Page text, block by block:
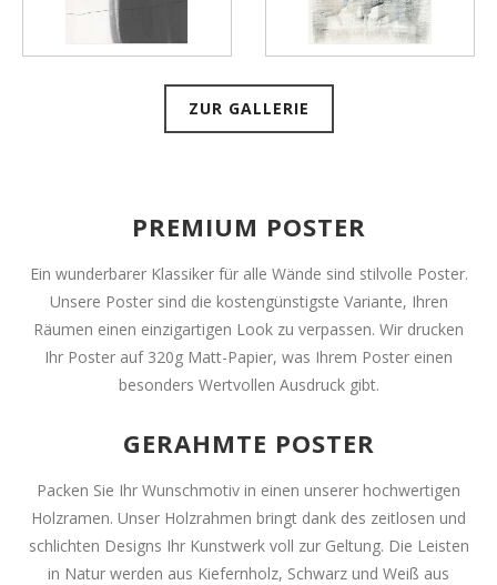
ZUR GALLERIE
PREMIUM POSTER
Ein wunderbarer Klassiker für alle Wände sind stilvolle Poster.
Unsere Poster sind die kostengünstigste Variante, Ihren
Räumen einen einzigartigen Look zu verpassen. Wir drucken
Ihr Poster auf 320g Matt-Papier, was Ihrem Poster einen
besonders Wertvollen Ausdruck gibt.
GERAHMTE POSTER
Packen Sie Ihr Wunschmotiv in einen unserer hochwertigen
Holzramen. Unser Holzrahmen bringt dank des zeitlosen und
schlichten Designs Ihr Kunstwerk voll zur Geltung. Die Leisten
in Natur werden aus Kiefernholz, Schwarz und Weiß aus